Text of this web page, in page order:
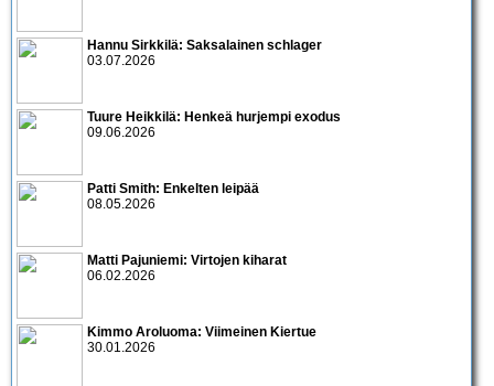
Hannu Sirkkilä: Saksalainen schlager
03.07.2026
Tuure Heikkilä: Henkeä hurjempi exodus
09.06.2026
Patti Smith: Enkelten leipää
08.05.2026
Matti Pajuniemi: Virtojen kiharat
06.02.2026
Kimmo Aroluoma: Viimeinen Kiertue
30.01.2026